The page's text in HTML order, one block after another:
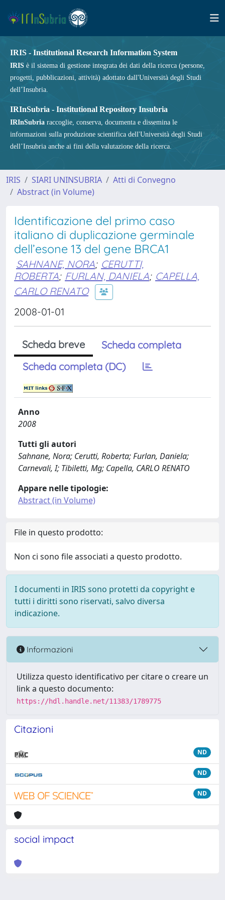
IRIS - Institutional Research Information System
IRIS è il sistema di gestione integrata dei dati della ricerca (persone,
progetti, pubblicazioni, attività) adottato dall'Università degli Studi
dell’Insubria.
IRInSubria - Institutional Repository Insubria
IRInSubria raccoglie, conserva, documenta e dissemina le
informazioni sulla produzione scientifica dell'Università degli Studi
dell’Insubria anche ai fini della valutazione della ricerca.
IRIS SIARI UNINSUBRIA
Atti di Convegno
Abstract (in Volume)
Identificazione del primo caso
italiano di duplicazione germinale
dell’esone 13 del gene BRCA1
SAHNANE, NORA; CERUTTI,
ROBERTA; FURLAN, DANIELA; CAPELLA,
CARLO RENATO
2008-01-01
Scheda breve
Scheda completa
Scheda completa (DC)
Anno
2008
Tutti gli autori
Sahnane, Nora; Cerutti, Roberta; Furlan, Daniela;
Carnevali, I; Tibiletti, Mg; Capella, CARLO RENATO
Appare nelle tipologie:
Abstract (in Volume)
File in questo prodotto:
Non ci sono file associati a questo prodotto.
I documenti in IRIS sono protetti da copyright e
tutti i diritti sono riservati, salvo diversa
indicazione.
Informazioni
Utilizza questo identificativo per citare o creare un
link a questo documento:
https://hdl.handle.net/11383/1789775
Citazioni
ND
ND
ND
social impact